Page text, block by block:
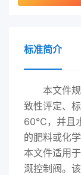
标准简介
本文件
致性评定、
60℃，并且
的肥料或化
本文件适用
溉控制阀。